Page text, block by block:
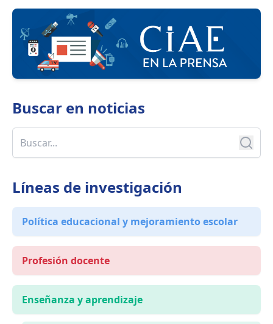
Buscar en noticias
Líneas de investigación
Política educacional y mejoramiento escolar
Profesión docente
Enseñanza y aprendizaje